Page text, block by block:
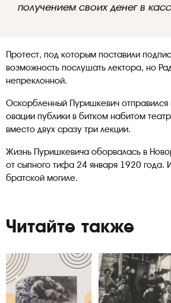
получением своих денег в
Протест, под которым поставили
возможность послушать лектора, но
непреклонной.
Оскорбленный Пуришкевич отправился
овации публики в битком набитом
вместо двух сразу три лекции.
Жизнь Пуришкевича оборвалась в
от сыпного тифа 24 января 1920 года.
братской могиле.
Читайте также